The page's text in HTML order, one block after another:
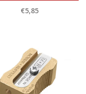
€5,85